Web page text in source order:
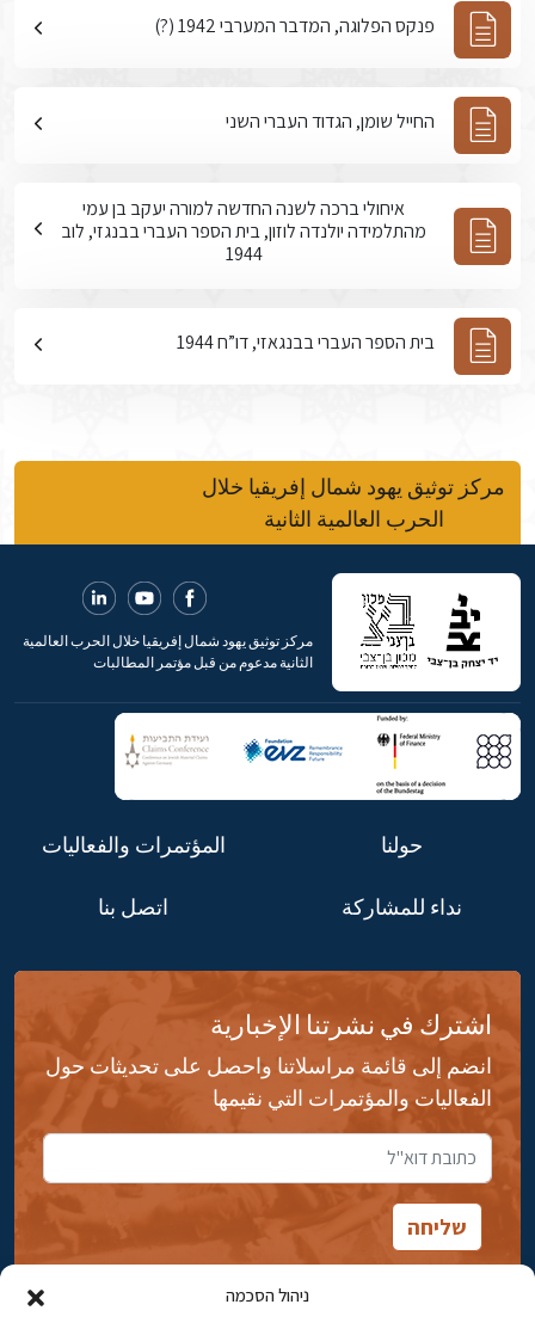
ניהול הסכמה
פנקס הפלוגה, המדבר המערבי 1942 (?)
החייל שומן, הגדוד העברי השני
איחולי ברכה לשנה החדשה למורה יעקב בן עמי
מהתלמידה יולנדה לוזון, בית הספר העברי בבנגזי, לוב
1944
בית הספר העברי בבנגאזי, דו”ח 1944
مركز توثيق يهود شمال إفريقيا خلال
الحرب العالمية الثانية
مركز توثيق يهود شمال إفريقيا خلال الحرب العالمية
الثانية مدعوم من قبل مؤتمر المطالبات
حولنا المؤتمرات والفعاليات
نداء للمشاركة اتصل بنا
اشترك في نشرتنا الإخبارية
انضم إلى قائمة مراسلاتنا واحصل على تحديثات حول
الفعاليات والمؤتمرات التي نقيمها